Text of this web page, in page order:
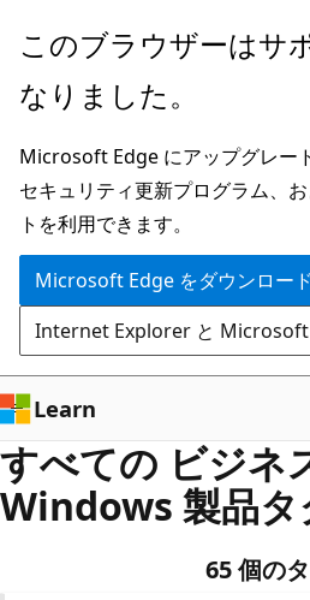
メ
ン
ン
テ
ン
ツ
に
ス
キ
ッ
プ
このブラウザーはサ
なりました。
Microsoft Edge にアップグレー
セキュリティ更新プログラム、
トを利用できます。
Microsoft Edge をダウンロー
Internet Explorer と Microsoft
Learn
すべての ビジネ
Windows 製品タ
65 個の